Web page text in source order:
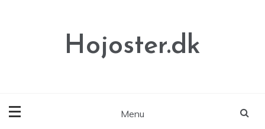
Hojoster.dk
Menu